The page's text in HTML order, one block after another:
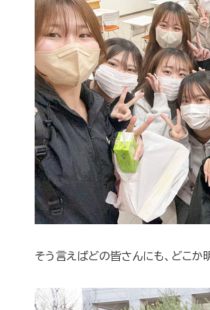
そう言えばどの皆さんにも、どこ